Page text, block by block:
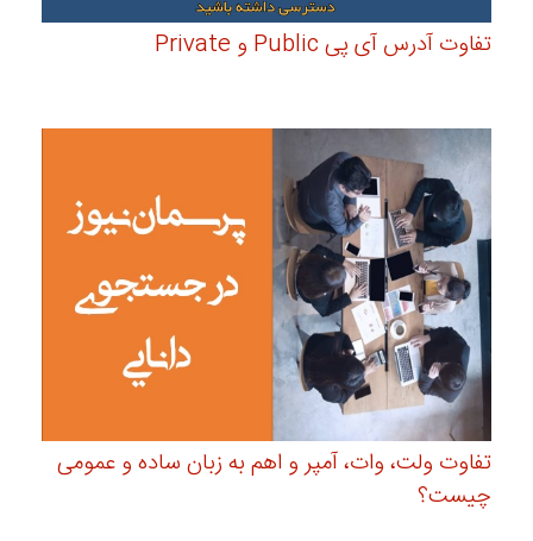
تفاوت آدرس آی پی Public و Private
تفاوت ولت، وات، آمپر و اهم به زبان ساده و عمومی
چیست؟